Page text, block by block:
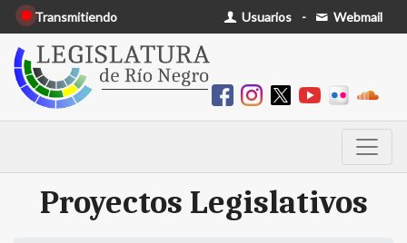
Transmitiendo Usuarios - Webmail
Proyectos Legislativos